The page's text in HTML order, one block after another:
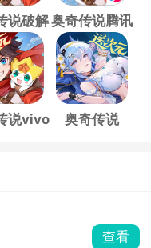
说破解
版
奥奇传说腾讯
版
说vivo
奥奇传说
查看